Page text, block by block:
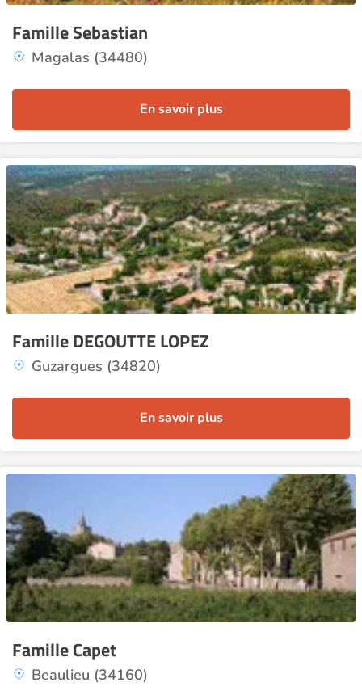
Famille Sebastian
Magalas (34480)
En savoir plus
Famille DEGOUTTE LOPEZ
Guzargues (34820)
En savoir plus
Famille Capet
Beaulieu (34160)